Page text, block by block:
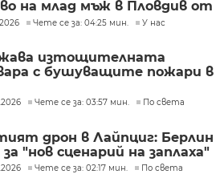
на млад мъж в Пловдив от
Чете се за: 04:25 мин. У нас
изтощителната
с бушуващите пожари в
Чете се за: 03:57 мин. По света
дрон в Лайпциг: Берлин
"нов сценарий на заплаха"
Чете се за: 02:17 мин. По света